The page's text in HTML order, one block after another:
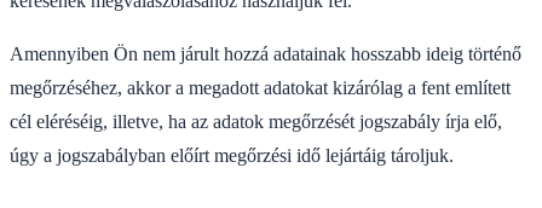
Amennyiben Ön nem járult hozzá adatainak hosszabb ideig történő
megőrzéséhez, akkor a megadott adatokat kizárólag a fent említett
cél eléréséig, illetve, ha az adatok megőrzését jogszabály írja elő,
úgy a jogszabályban előírt megőrzési idő lejártáig tároljuk.